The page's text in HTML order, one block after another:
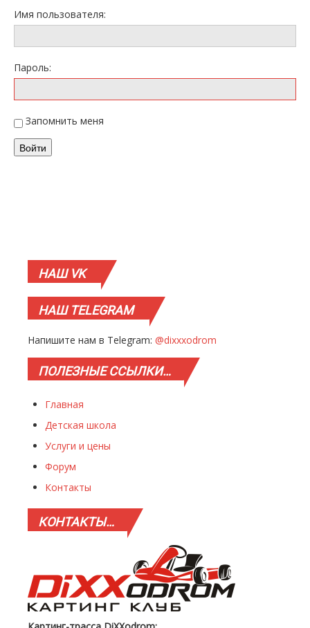
Имя пользователя:
Пароль:
Запомнить меня
Войти
НАШVK
НАШTELEGRAM
Напишите нам в Telegram: @dixxxodrom
ПОЛЕЗНЫЕССЫЛКИ…
Главная
Детская школа
Услуги и цены
Форум
Контакты
КОНТАКТЫ…